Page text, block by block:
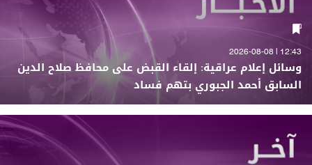
12:43 | 2026-08-08
وسائل إعلام عراقية: إلقاء القبض على محافظ صلاح الدين
السابق أحمد الجبوري بتهم فساد